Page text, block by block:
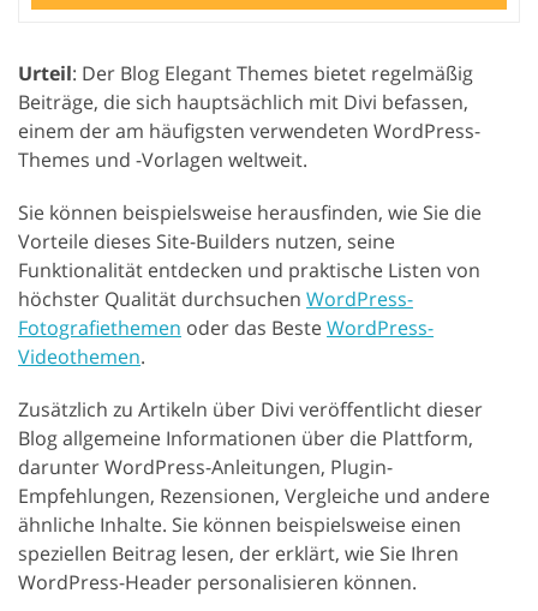
Urteil: Der Blog Elegant Themes bietet regelmäßig
Beiträge, die sich hauptsächlich mit Divi befassen,
einem der am häufigsten verwendeten WordPress-
Themes und -Vorlagen weltweit.
Sie können beispielsweise herausfinden, wie Sie die
Vorteile dieses Site-Builders nutzen, seine
Funktionalität entdecken und praktische Listen von
höchster Qualität durchsuchen WordPress-
Fotografiethemen oder das BesteWordPress-
Videothemen.
Zusätzlich zu Artikeln über Divi veröffentlicht dieser
Blog allgemeine Informationen über die Plattform,
darunter WordPress-Anleitungen, Plugin-
Empfehlungen, Rezensionen, Vergleiche und andere
ähnliche Inhalte. Sie können beispielsweise einen
speziellen Beitrag lesen, der erklärt, wie Sie Ihren
WordPress-Header personalisieren können.